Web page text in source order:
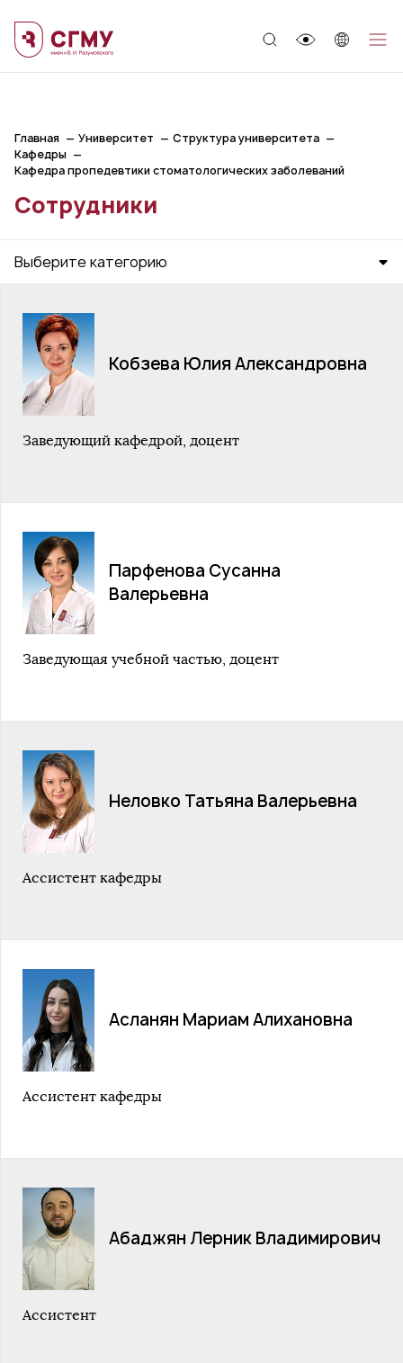
Главная Университет
Структура университета
Кафедры
Кафедра пропедевтики стоматологических заболеваний
Сотрудники
Выберите категорию
Кобзева Юлия Александровна
Заведующий кафедрой, доцент
Парфенова Сусанна
Валерьевна
Заведующая учебной частью, доцент
Неловко Татьяна Валерьевна
Ассистент кафедры
Асланян Мариам Алихановна
Ассистент кафедры
Абаджян Лерник Владимирович
Ассистент